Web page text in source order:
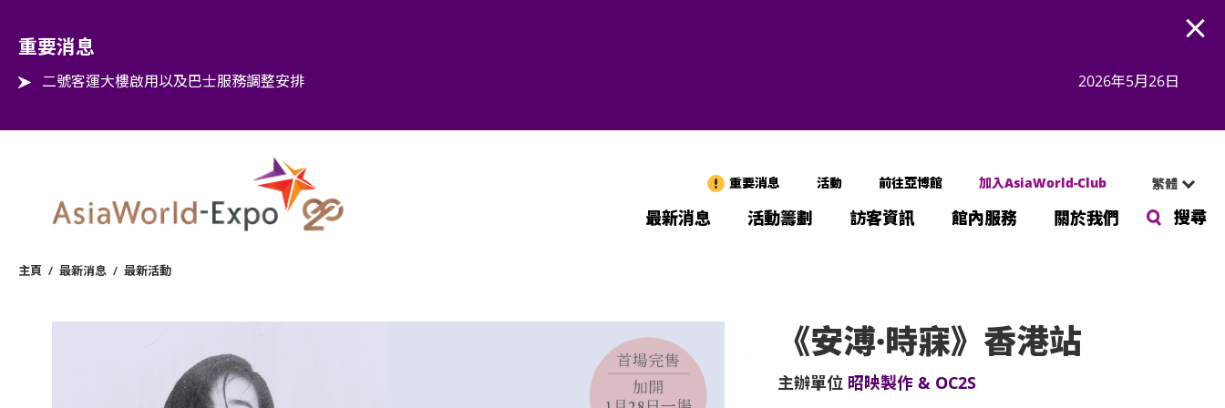
重要消息
二號客運大樓啟用以及巴士服務調整安排 2026年5月26日
重要消息 活動 前往亞博館 加入AsiaWorld-Club 繁體
最新消息 活動籌劃 訪客資訊 館內服務 關於我們 搜尋
主頁 / 最新消息 / 最新活動
《安溥·時寐》香港站
主辦單位 昭映製作 & OC2S